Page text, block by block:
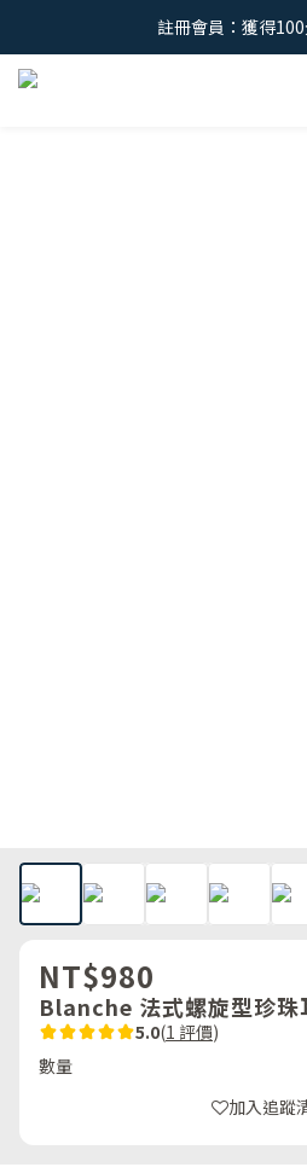
免運優惠｜台灣滿
NT$980
Blanche 法式螺旋型珍
5.0(1 評價)
數量
加入追蹤